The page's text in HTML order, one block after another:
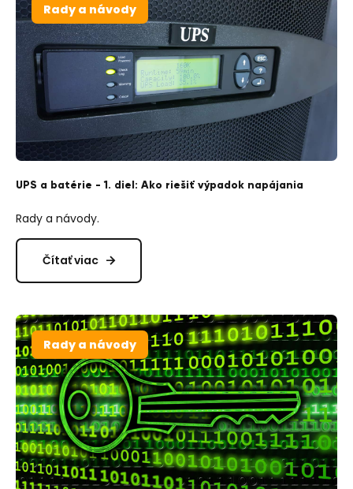
Rady a návody
UPS a batérie - 1. diel: Ako riešiť výpadok napájania
Rady a návody.
Čítať viac
Rady a návody